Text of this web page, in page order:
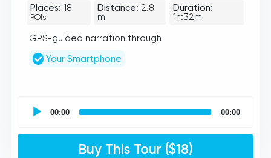
Places: 18
POIs
Distance: 2.8
mi
Duration:
1h:32m
GPS-guided narration through
Your Smartphone
self
00:00 00:00
Buy This Tour ($18)